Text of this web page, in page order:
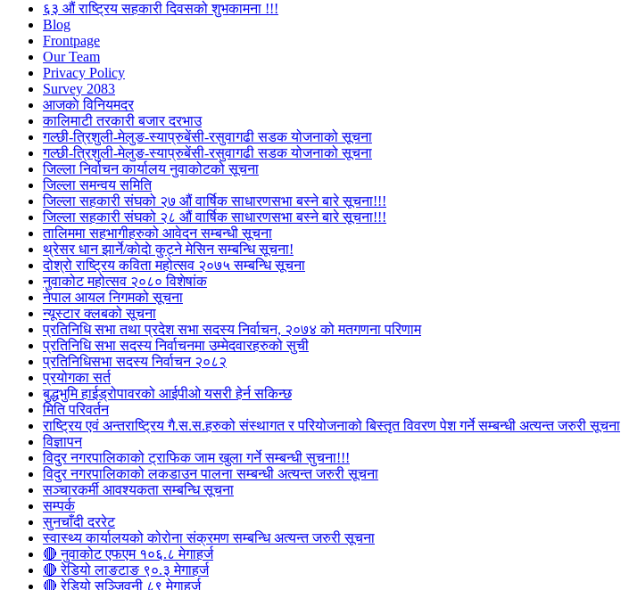
६३ औं राष्ट्रिय सहकारी दिवसको शुभकामना !!!
Blog
Frontpage
Our Team
Privacy Policy
Survey 2083
आजकाे विनियमदर
कालिमाटी तरकारी बजार दरभाउ
गल्छी-त्रिशुली-मेलुङ-स्याप्रुबेंसी-रसुवागढी सडक योजनाको सूचना
गल्छी-त्रिशुली-मेलुङ-स्याप्रुबेंसी-रसुवागढी सडक योजनाको सूचना
जिल्ला निर्वाचन कार्यालय नुवाकोटको सूचना
जिल्ला समन्वय समिति
जिल्ला सहकारी संघको २७ औं वार्षिक साधारणसभा बस्ने बारे सूचना!!!
जिल्ला सहकारी संघको २८ औं वार्षिक साधारणसभा बस्ने बारे सूचना!!!
तालिममा सहभागीहरुको आवेदन सम्बन्धी सूचना
थ्रेसर धान झार्ने/काेदाे कुट्ने मेसिन सम्बन्धि सूचना!
दोश्रो राष्ट्रिय कविता महोत्सव २०७५ सम्बन्धि सूचना
नुवाकोट महोत्सव २०८० विशेषांक
नेपाल आयल निगमको सूचना
न्यूस्टार क्लबको सूचना
प्रतिनिधि सभा तथा प्रदेश सभा सदस्य निर्वाचन, २०७४ को मतगणना परिणाम
प्रतिनिधि सभा सदस्य निर्वाचनमा उम्मेदवारहरुको सुची
प्रतिनिधिसभा सदस्य निर्वाचन २०८२
प्रयोगका सर्त
बुद्धभुमि हाईड्रोपावरको आईपीओ यसरी हेर्न सकिन्छ
मिति परिवर्तन
राष्ट्रिय एवं अन्तराष्ट्रिय गै.स.स.हरुको संस्थागत र परियोजनाको बिस्तृत विवरण पेश गर्ने सम्बन्धी अत्यन्त जरुरी सूचना
विज्ञापन
विदुर नगरपालिकाको ट्राफिक जाम खुला गर्ने सम्बन्धी सुचना!!!
विदुर नगरपालिकाको लकडाउन पालना सम्बन्धी अत्यन्त जरुरी सूचना
सञ्चारकर्मी आवश्यकता सम्बन्धि सूचना
सम्पर्क
सुनचाँदी दररेट
स्वास्थ्य कार्यालयको कोरोना संक्रमण सम्बन्धि अत्यन्त जरुरी सूचना
🔴 नुवाकोट एफएम १०६.८ मेगाहर्ज
🔴 रेडियो लाङटाङ ९०.३ मेगाहर्ज
🔴 रेडियो सञ्जिवनी ८९ मेगाहर्ज